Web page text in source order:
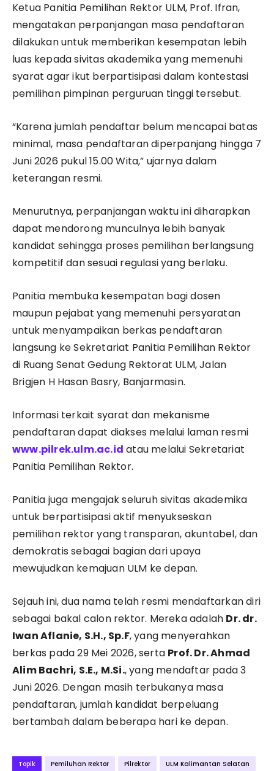
Ketua Panitia Pemilihan Rektor ULM, Prof. Ifran,
mengatakan perpanjangan masa pendaftaran
dilakukan untuk memberikan kesempatan lebih
luas kepada sivitas akademika yang memenuhi
syarat agar ikut berpartisipasi dalam kontestasi
pemilihan pimpinan perguruan tinggi tersebut.
“Karena jumlah pendaftar belum mencapai batas
minimal, masa pendaftaran diperpanjang hingga 7
Juni 2026 pukul 15.00 Wita,” ujarnya dalam
keterangan resmi.
Menurutnya, perpanjangan waktu ini diharapkan
dapat mendorong munculnya lebih banyak
kandidat sehingga proses pemilihan berlangsung
kompetitif dan sesuai regulasi yang berlaku.
Panitia membuka kesempatan bagi dosen
maupun pejabat yang memenuhi persyaratan
untuk menyampaikan berkas pendaftaran
langsung ke Sekretariat Panitia Pemilihan Rektor
di Ruang Senat Gedung Rektorat ULM, Jalan
Brigjen H Hasan Basry, Banjarmasin.
Informasi terkait syarat dan mekanisme
pendaftaran dapat diakses melalui laman resmi
www.pilrek.ulm.ac.id atau melalui Sekretariat
Panitia Pemilihan Rektor.
Panitia juga mengajak seluruh sivitas akademika
untuk berpartisipasi aktif menyukseskan
pemilihan rektor yang transparan, akuntabel, dan
demokratis sebagai bagian dari upaya
mewujudkan kemajuan ULM ke depan.
Sejauh ini, dua nama telah resmi mendaftarkan diri
sebagai bakal calon rektor. Mereka adalah Dr. dr.
Iwan Aflanie, S.H., Sp.F, yang menyerahkan
berkas pada 29 Mei 2026, serta Prof. Dr. Ahmad
Alim Bachri, S.E., M.Si., yang mendaftar pada 3
Juni 2026. Dengan masih terbukanya masa
pendaftaran, jumlah kandidat berpeluang
bertambah dalam beberapa hari ke depan.
Topik Pemiluhan Rektor Pilrektor ULM Kalimantan Selatan